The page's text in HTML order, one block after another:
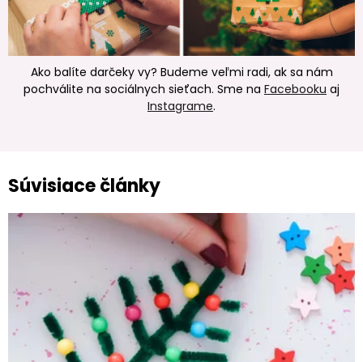
Ako balíte darčeky vy? Budeme veľmi radi, ak sa nám
pochválite na sociálnych sieťach. Sme na Facebooku aj
Instagrame.
Súvisiace články